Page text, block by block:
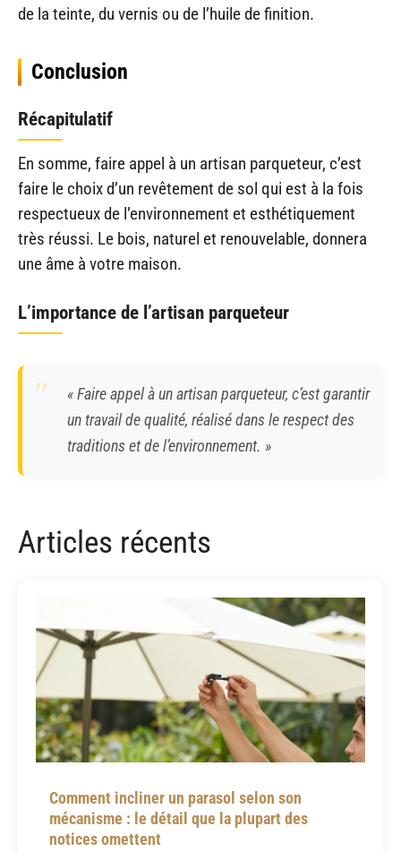
de la teinte, du vernis ou de l’huile de finition.
Conclusion
Récapitulatif
En somme, faire appel à un artisan parqueteur, c’est
faire le choix d’un revêtement de sol qui est à la fois
respectueux de l’environnement et esthétiquement
très réussi. Le bois, naturel et renouvelable, donnera
une âme à votre maison.
L’importance de l’artisan parqueteur
« Faire appel à un artisan parqueteur, c’est garantir
un travail de qualité, réalisé dans le respect des
traditions et de l’environnement. »
Articles récents
Comment incliner un parasol selon son
mécanisme : le détail que la plupart des
notices omettent